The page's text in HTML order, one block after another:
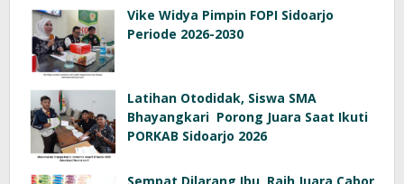
Vike Widya Pimpin FOPI Sidoarjo
Periode 2026-2030
Latihan Otodidak, Siswa SMA
Bhayangkari Porong Juara Saat Ikuti
PORKAB Sidoarjo 2026